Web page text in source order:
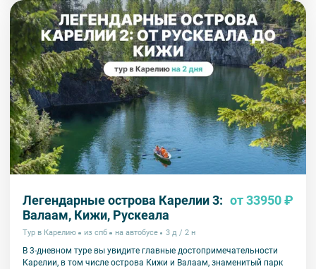
Легендарные острова Карелии 3:
Валаам, Кижи, Рускеала
от 33950 ₽
Тур в Карелию из спб на автобусе 3 д / 2 н
В 3-дневном туре вы увидите главные достопримечательности
Карелии, в том числе острова Кижи и Валаам, знаменитый парк